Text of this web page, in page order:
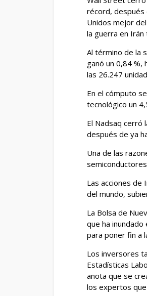
récord, después
Unidos mejor
la guerra en
Al término de la
ganó un 0,84 %,
las 26.247
En el cómputo
tecnológico un
El Nadsaq cerró
después de ya
Una de las
Las acciones de
del mundo,
La Bolsa de
que ha
para poner fin a
Los inversores
Estadísticas
anota que se
los expertos